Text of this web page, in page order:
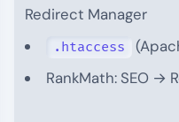
Redirect Manager
.htaccess
RankMath: SEO →